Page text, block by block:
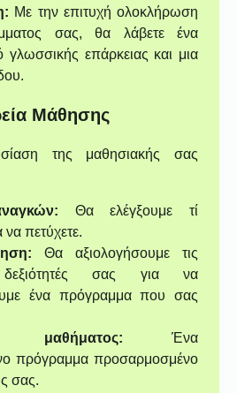
Με την επιτυχή ολοκλήρωση
σας, θα λάβετε ένα
γλωσσικής επάρκειας και μια
Μάθησης
της μαθησιακής σας
Θα ελέγξουμε τί
να πετύχετε.
Θα αξιολογήσουμε τις
δεξιότητές σας για να
ένα πρόγραμμα που σας
μαθήματος: Ένα
πρόγραμμα προσαρμοσμένο
σας.